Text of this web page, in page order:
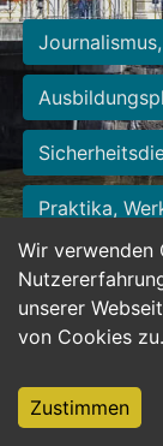
Wir verwenden
unserer
von Cookies zu.
Zustimmen
Praktika,
Hilfskräfte,